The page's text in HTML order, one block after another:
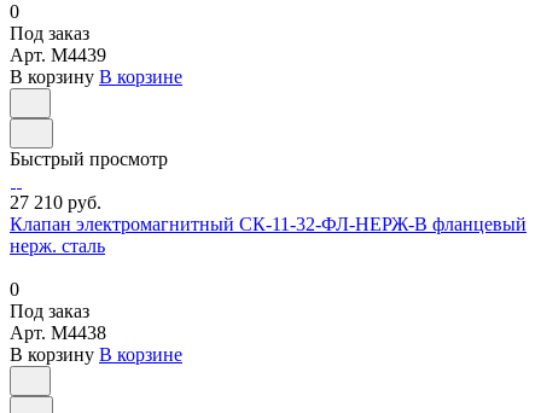
0
Под заказ
Арт. M4439
В корзину В корзине
Быстрый просмотр
27 210 руб.
Клапан электромагнитный СК-11-32-ФЛ-НЕРЖ-В фланцевый
нерж. сталь
0
Под заказ
Арт. M4438
В корзину В корзине